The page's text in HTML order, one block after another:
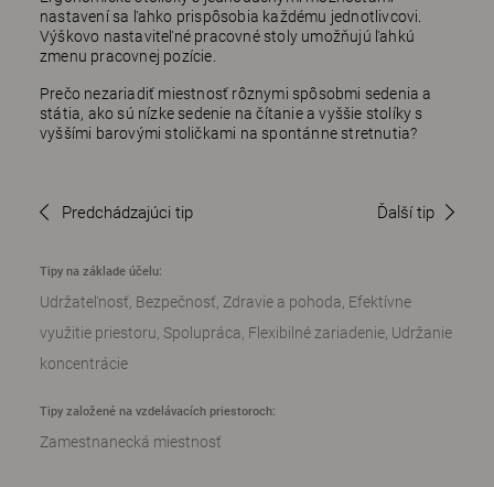
nastavení sa ľahko prispôsobia každému jednotlivcovi.
Výškovo nastaviteľné pracovné stoly umožňujú ľahkú
zmenu pracovnej pozície.
Prečo nezariadiť miestnosť rôznymi spôsobmi sedenia a
státia, ako sú nízke sedenie na čítanie a vyššie stolíky s
vyššími barovými stoličkami na spontánne stretnutia?
Predchádzajúci tip Ďalší tip
Tipy na základe účelu:
Udržateľnosť Bezpečnosť Zdravie a pohoda Efektívne
využitie priestoru Spolupráca Flexibilné zariadenie Udržanie
koncentrácie
Tipy založené na vzdelávacích priestoroch:
Zamestnanecká miestnosť